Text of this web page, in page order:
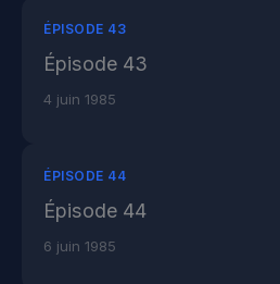
ÉPISODE 43
Épisode 43
4 juin 1985
ÉPISODE 44
Épisode 44
6 juin 1985